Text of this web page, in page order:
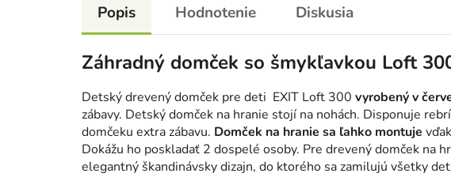
Popis Hodnotenie Diskusia
Záhradný domček so šmykľavkou Loft
Detský drevený domček pre deti EXIT Loft 300 vyrobený v
zábavy. Detský domček na hranie stojí na nohách. Disponuje
domčeku extra zábavu. Domček na hranie sa ľahko montuje
Dokážu ho poskladať 2 dospelé osoby. Pre drevený domček na
elegantný škandinávsky dizajn, do ktorého sa zamilujú všetky